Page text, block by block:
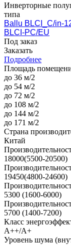
Инверторные
типа
Ballu BLCI_C/in-
BLCI-PC/EU
Под заказ
Заказать
Подробнее
Площадь
до 36 м/2
до 54 м/2
до 72 м/2
до 108 м/2
до 144 м/2
до 171 м/2
Страна
Китай
18000(5500-20500)
19450(4800-24600)
5300 (1600-6000)
5700 (1400-7200)
Класс
A++/A+
Уровень шума